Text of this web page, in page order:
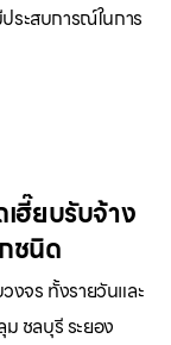
ระสบการณ์ในการ
เฮี๊ยบรับจ้าง
ชนิด
งจร ทั้งรายวันและ
ชลบุรี ระยอง